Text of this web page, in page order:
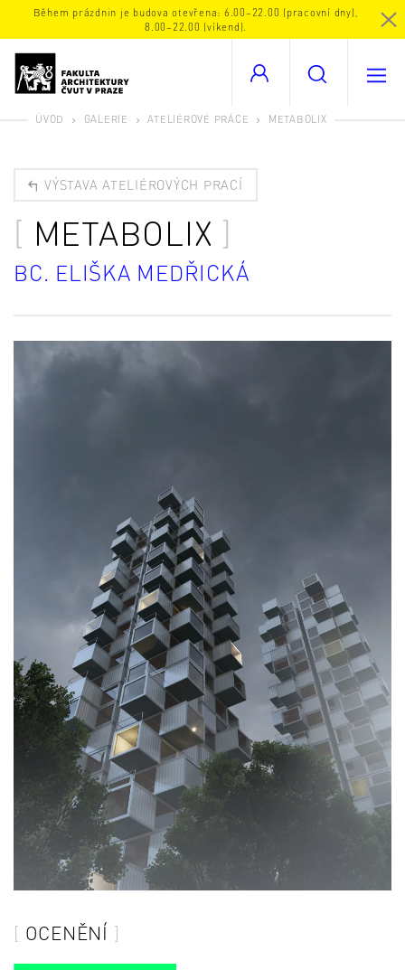
Během prázdnin je budova otevřena: 6.00–22.00 (pracovní dny),
8.00–22.00 (víkend).
ÚVOD GALERIE ATELIÉROVÉ PRÁCE METABOLIX
VÝSTAVA ATELIÉROVÝCH PRACÍ
METABOLIX
BC. ELIŠKA MEDŘICKÁ
OCENĚNÍ